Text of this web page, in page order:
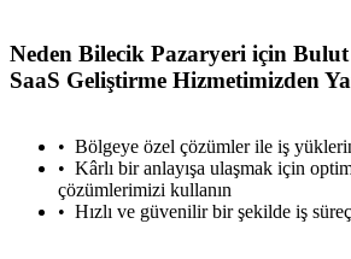
Neden Bilecik Pazaryeri için
SaaS Geliştirme Hizmetimizden
Bölgeye özel çözümler ile iş
Kârlı bir anlayışa ulaşmak için
çözümlerimizi kullanın
Hızlı ve güvenilir bir şekilde iş